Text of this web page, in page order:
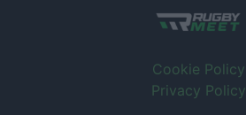
Cookie Policy
Privacy Policy